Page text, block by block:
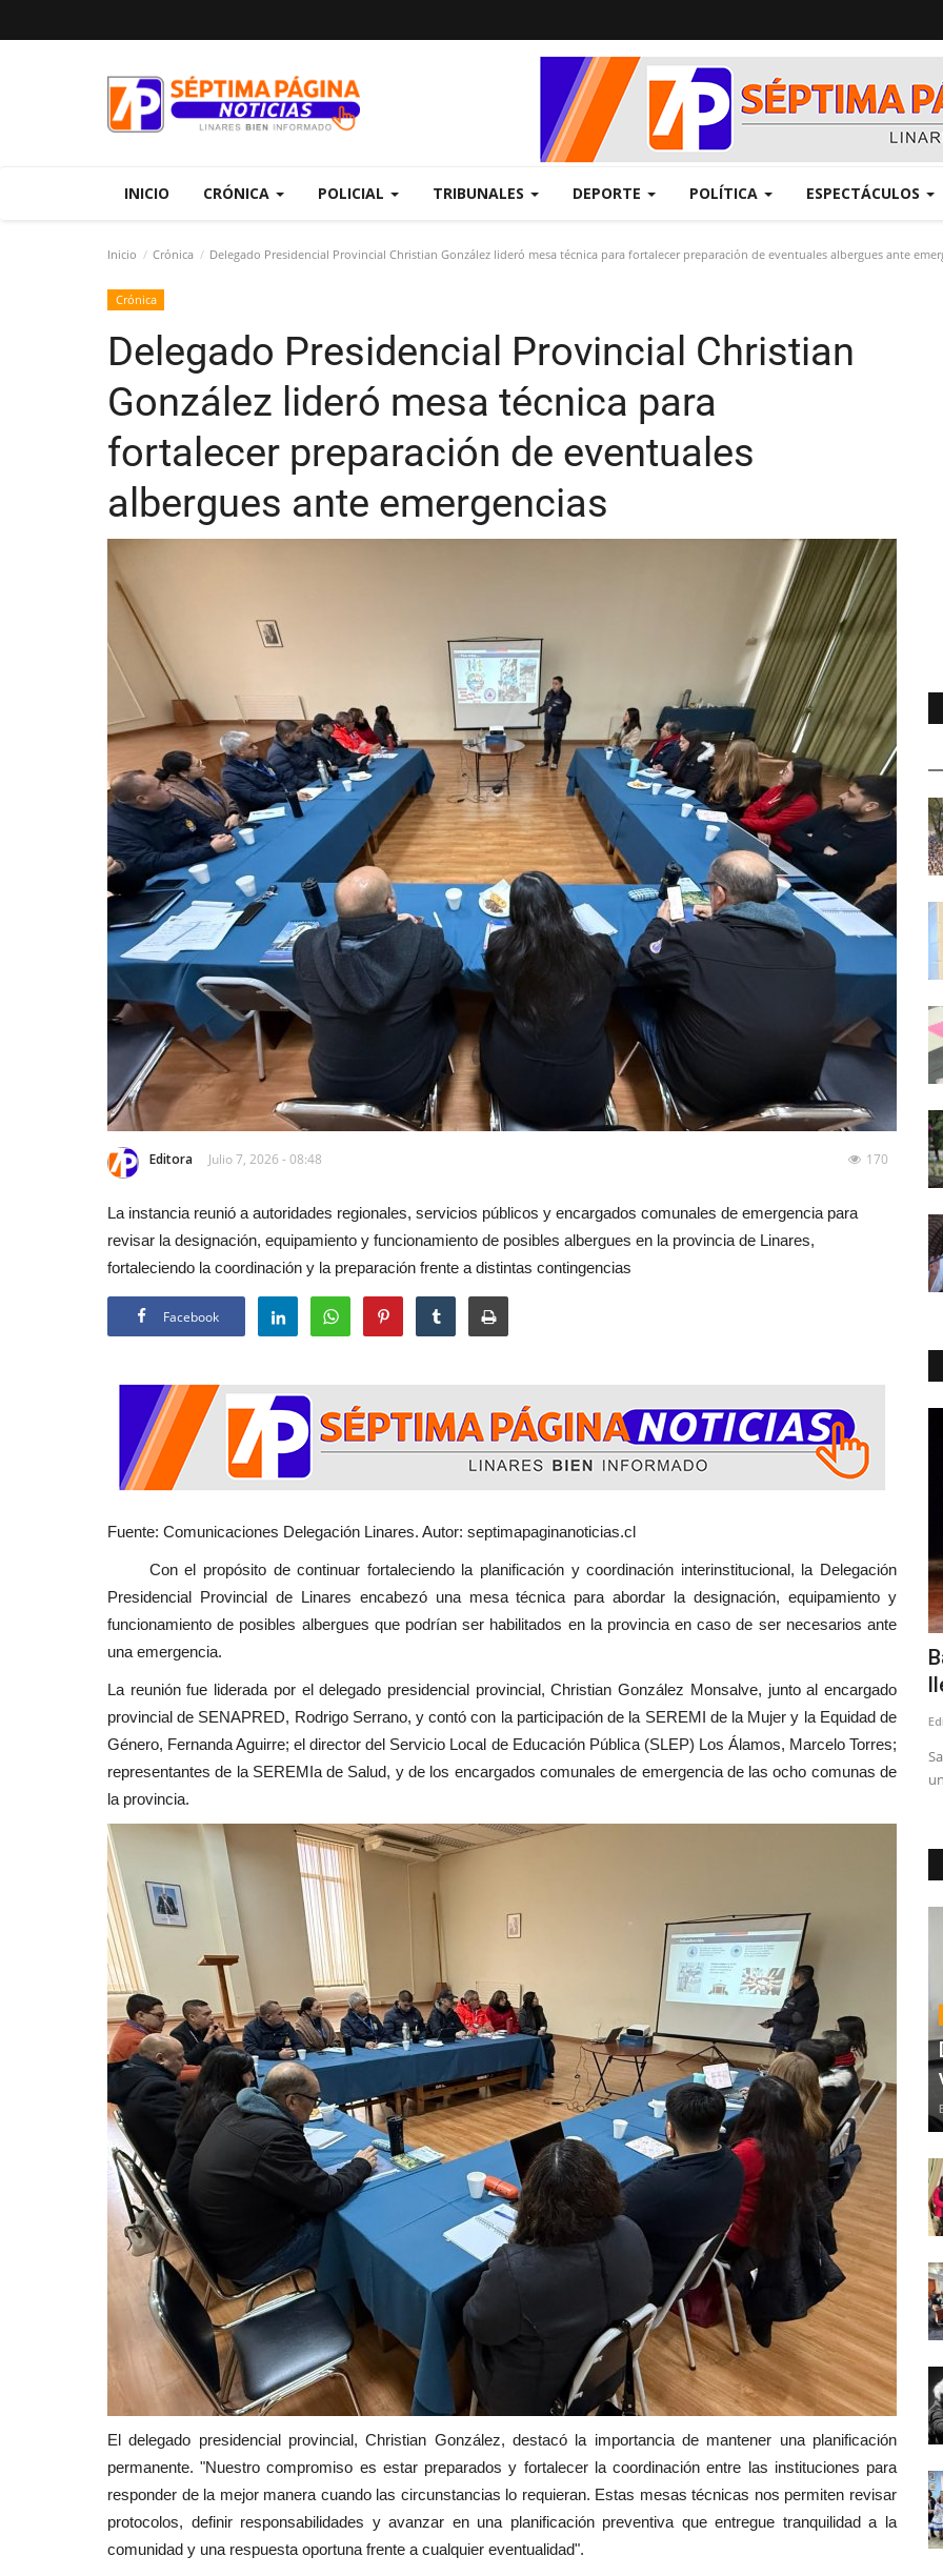
INICIO CRÓNICA POLICIAL TRIBUNALES DEPORTE POLÍTICA ESPECTÁCULOS
Inicio Crónica Delegado Presidencial Provincial Christian González lideró mesa técnica para fortalecer preparación de eventuales albergues ante
Crónica
Delegado Presidencial Provincial Christian
González lideró mesa técnica para
fortalecer preparación de eventuales
albergues ante emergencias
Editora Julio 7, 2026 - 08:48 170
La instancia reunió a autoridades regionales, servicios públicos y encargados comunales de emergencia para
revisar la designación, equipamiento y funcionamiento de posibles albergues en la provincia de Linares,
fortaleciendo la coordinación y la preparación frente a distintas contingencias
Facebook
Fuente: Comunicaciones Delegación Linares. Autor: septimapaginanoticias.cl
Con el propósito de continuar fortaleciendo la planificación y coordinación interinstitucional, la Delegación
Presidencial Provincial de Linares encabezó una mesa técnica para abordar la designación, equipamiento y
funcionamiento de posibles albergues que podrían ser habilitados en la provincia en caso de ser necesarios ante
una emergencia.
La reunión fue liderada por el delegado presidencial provincial, Christian González Monsalve, junto al encargado
provincial de SENAPRED, Rodrigo Serrano, y contó con la participación de la SEREMI de la Mujer y la Equidad de
Género, Fernanda Aguirre; el director del Servicio Local de Educación Pública (SLEP) Los Álamos, Marcelo Torres;
representantes de la SEREMIa de Salud, y de los encargados comunales de emergencia de las ocho comunas de
la provincia.
El delegado presidencial provincial, Christian González, destacó la importancia de mantener una planificación
permanente. "Nuestro compromiso es estar preparados y fortalecer la coordinación entre las instituciones para
responder de la mejor manera cuando las circunstancias lo requieran. Estas mesas técnicas nos permiten revisar
protocolos, definir responsabilidades y avanzar en una planificación preventiva que entregue tranquilidad a la
comunidad y una respuesta oportuna frente a cualquier eventualidad".
Política
Linares: cuando fiscalizar se convierte
en persecución
Editora Agosto 2, 2026 289
"Todos integran el mismo Concejo Municipal. Todos fueron
elegidos con el mismo mandato...
Deporte
Compak Sporting
Editora Noviembre 26, 2025 1537
Víctor Rodríguez Rojas, que además es el presidente de la
Asociación de Pesca, Caza...